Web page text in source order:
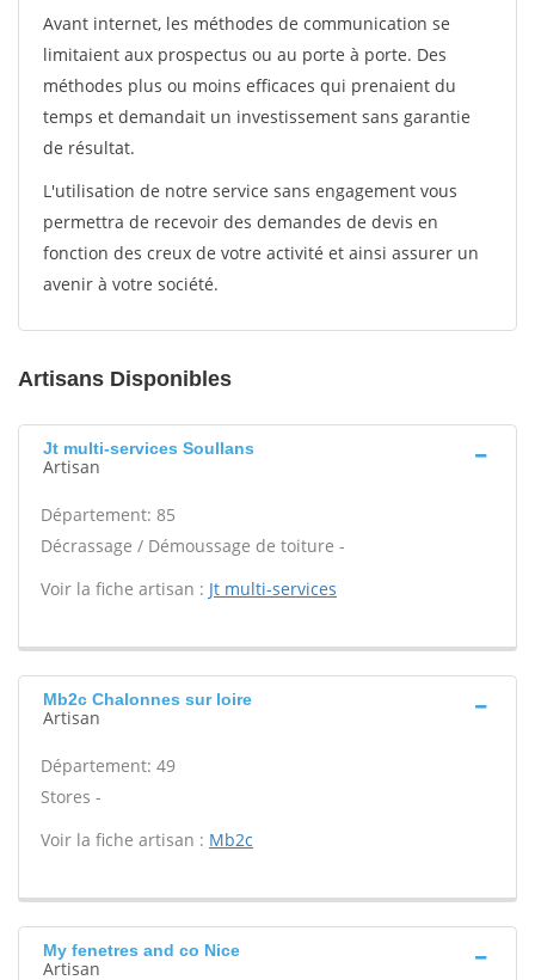
Avant internet, les méthodes de communication se
limitaient aux prospectus ou au porte à porte. Des
méthodes plus ou moins efficaces qui prenaient du
temps et demandait un investissement sans garantie
de résultat.
L'utilisation de notre service sans engagement vous
permettra de recevoir des demandes de devis en
fonction des creux de votre activité et ainsi assurer un
avenir à votre société.
Artisans Disponibles
Jt multi-services Soullans
Artisan
Département: 85
Décrassage / Démoussage de toiture -
Voir la fiche artisan : Jt multi-services
Mb2c Chalonnes sur loire
Artisan
Département: 49
Stores -
Voir la fiche artisan : Mb2c
My fenetres and co Nice
Artisan